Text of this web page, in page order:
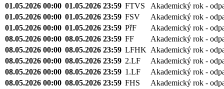
01.05.2026 00:00 01.05.2026 23:59 FTVS
Akademický rok -
01.05.2026 00:00 01.05.2026 23:59 FSV
Akademický rok -
01.05.2026 00:00 01.05.2026 23:59 PřF
Akademický rok -
08.05.2026 00:00 08.05.2026 23:59 FF
Akademický rok -
08.05.2026 00:00 08.05.2026 23:59 LFHK Akademický rok -
08.05.2026 00:00 08.05.2026 23:59 2.LF
Akademický rok -
08.05.2026 00:00 08.05.2026 23:59 1.LF
Akademický rok -
08.05.2026 00:00 08.05.2026 23:59 FHS
Akademický rok -